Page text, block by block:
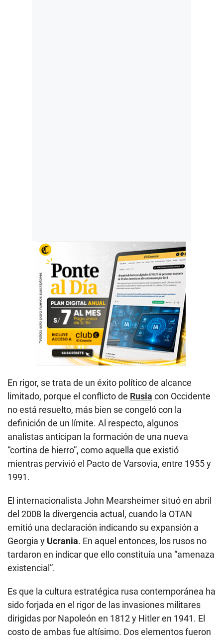
En rigor, se trata de un éxito político de alcance
limitado, porque el conflicto de Rusia con Occidente
no está resuelto, más bien se congeló con la
definición de un límite. Al respecto, algunos
analistas anticipan la formación de una nueva
“cortina de hierro”, como aquella que existió
mientras pervivió el Pacto de Varsovia, entre 1955 y
1991.
El internacionalista John Mearsheimer situó en abril
del 2008 la divergencia actual, cuando la OTAN
emitió una declaración indicando su expansión a
Georgia y Ucrania. En aquel entonces, los rusos no
tardaron en indicar que ello constituía una “amenaza
existencial”.
Es que la cultura estratégica rusa contemporánea ha
sido forjada en el rigor de las invasiones militares
dirigidas por Napoleón en 1812 y Hitler en 1941. El
costo de ambas fue altísimo. Dos elementos fueron